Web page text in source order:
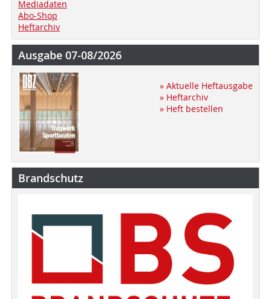
Mediadaten
Abo-Shop
Heftarchiv
Ausgabe 07-08/2026
» Aktuelle Heftausgabe
» Heftarchiv
» Heft bestellen
Brandschutz